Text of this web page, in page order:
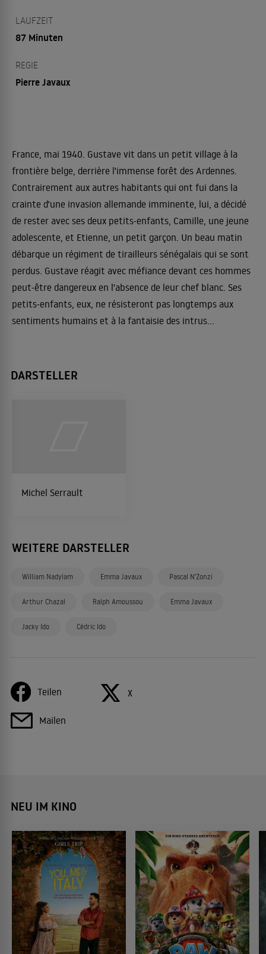
LAUFZEIT
87 Minuten
REGIE
Pierre Javaux
France, mai 1940. Gustave vit dans un petit village à la
frontière belge, derrière l'immense forêt des Ardennes.
Contrairement aux autres habitants qui ont fui dans la
crainte d'une invasion allemande imminente, lui, a décidé
de rester avec ses deux petits-enfants, Camille, une jeune
adolescente, et Etienne, un petit garçon. Un beau matin
débarque un régiment de tirailleurs sénégalais qui se sont
perdus. Gustave réagit avec méfiance devant ces hommes
peut-être dangereux en l'absence de leur chef blanc. Ses
petits-enfants, eux, ne résisteront pas longtemps aux
sentiments humains et à la fantaisie des intrus...
DARSTELLER
Michel Serrault
WEITERE DARSTELLER
William Nadylam Emma Javaux Pascal N'Zonzi
Arthur Chazal Ralph Amoussou Emma Javaux
Jacky Ido Cédric Ido
Teilen X
Mailen
NEU IM KINO